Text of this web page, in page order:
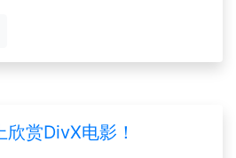
赏DivX电影！